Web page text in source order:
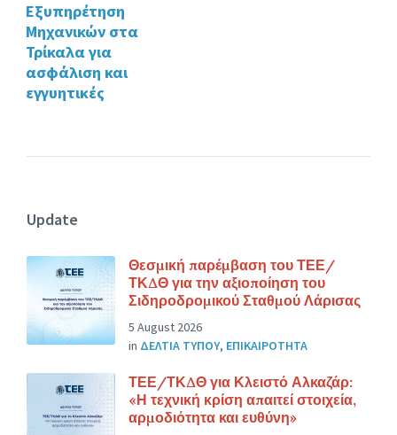
Εξυπηρέτηση
Μηχανικών στα
Τρίκαλα για
ασφάλιση και
εγγυητικές
Update
Θεσμική παρέμβαση του ΤΕΕ/
ΤΚΔΘ για την αξιοποίηση του
Σιδηροδρομικού Σταθμού Λάρισας
5 August 2026
in ΔΕΛΤΙΑ ΤΥΠΟΥ, ΕΠΙΚΑΙΡΟΤΗΤΑ
ΤΕΕ/ΤΚΔΘ για Κλειστό Αλκαζάρ:
«Η τεχνική κρίση απαιτεί στοιχεία,
αρμοδιότητα και ευθύνη»